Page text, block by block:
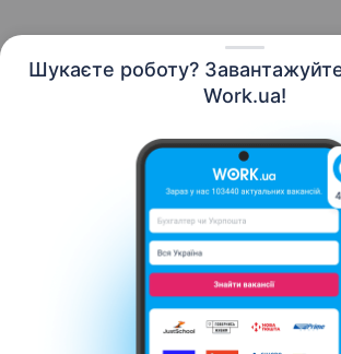
Шукаєте роботу?
Work.ua!
Контакти Про нас
Допомога